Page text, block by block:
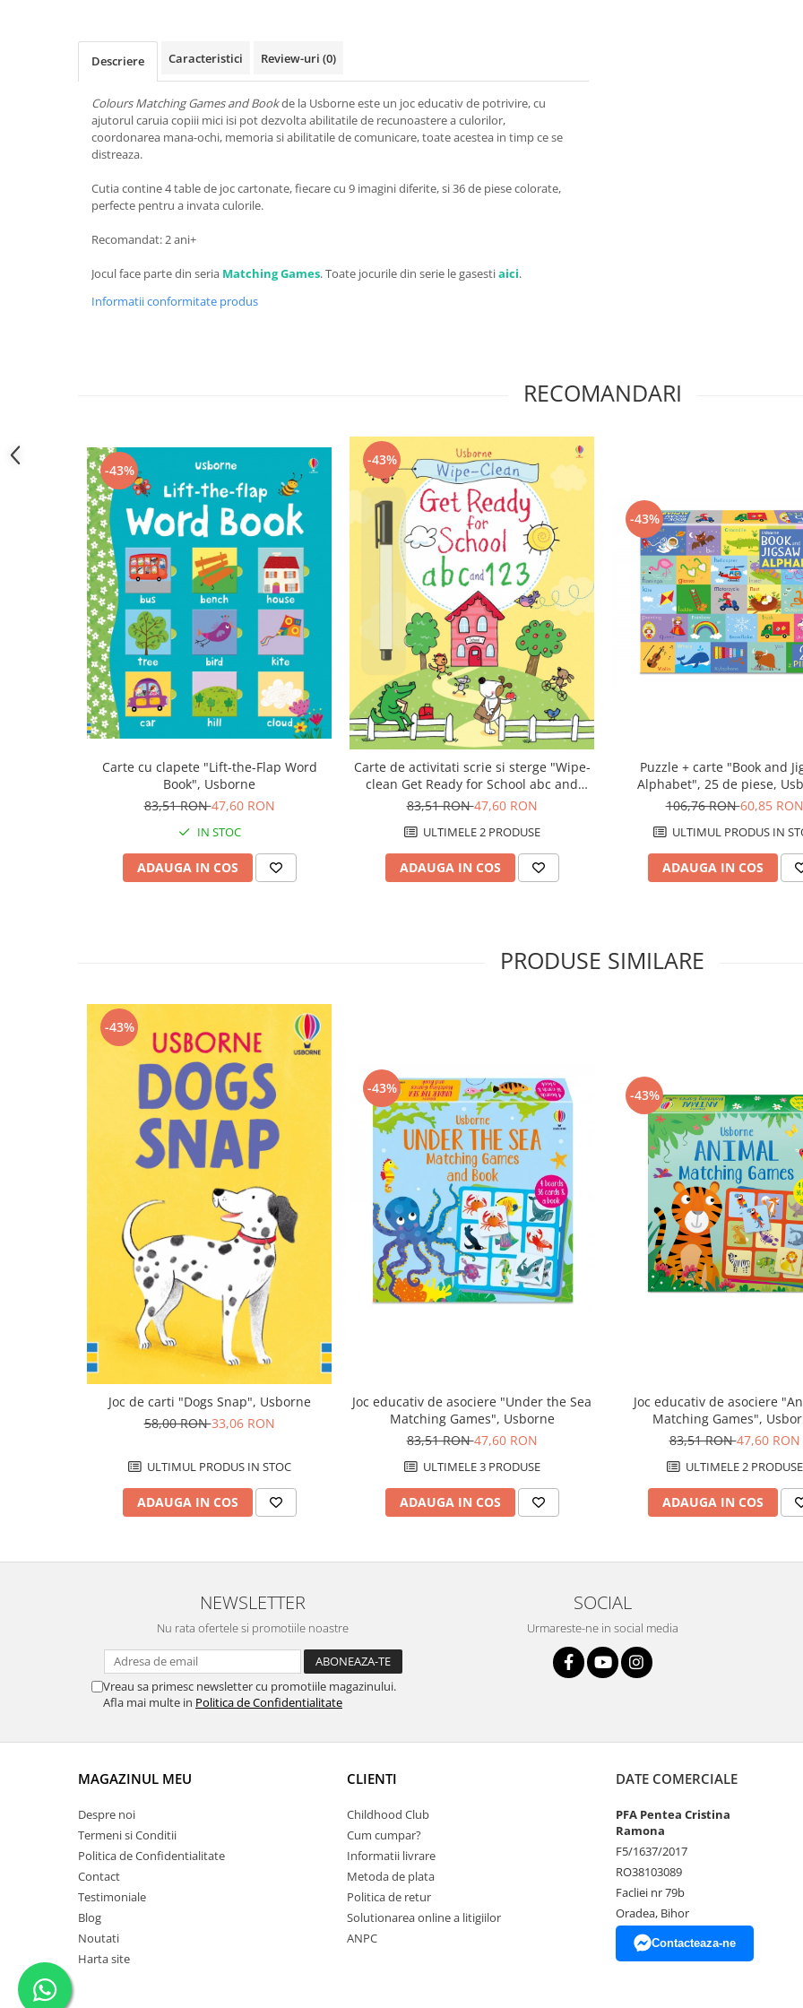
Descriere Caracteristici Review-uri (0)
Colours Matching Games and Bookde la Usborne este un joc educativ de potrivire, cu
ajutorul caruia copiii mici isi pot dezvolta abilitatile de recunoastere a culorilor,
coordonarea mana-ochi, memoria si abilitatile de comunicare, toate acestea in timp ce se
distreaza.
Cutia contine 4 table de joc cartonate, fiecare cu 9 imagini diferite, si 36 de piese colorate,
perfecte pentru a invata culorile.
Recomandat: 2 ani+
Jocul face parte din seria Matching Games. Toate jocurile din serie le gasestiaici.
Informatii conformitate produs
RECOMANDARI
-43%
Carte cu clapete "Lift-the-Flap Word
Book", Usborne
83,51 RON47,60 RON
IN STOC
ADAUGA IN COS
-43%
Carte de activitati scrie si sterge "Wipe-
clean Get Ready for School abc and
123", reutilizabila, Usborne
83,51 RON47,60 RON
ULTIMELE 2 PRODUSE
ADAUGA IN COS
-43%
Puzzle + carte "Book and
Alphabet", 25 de piese,
106,76 RON60,85 RON
ULTIMUL PRODUS IN
ADAUGA IN COS
PRODUSE SIMILARE
-43%
Joc de carti "Dogs Snap", Usborne
58,00 RON33,06 RON
ULTIMUL PRODUS IN STOC
ADAUGA IN COS
-43%
Joc educativ de asociere "Under the Sea
Matching Games", Usborne
83,51 RON47,60 RON
ULTIMELE 3 PRODUSE
ADAUGA IN COS
-43%
Joc educativ de asociere
Matching Games",
83,51 RON47,60 RON
ULTIMELE 2 PRODUSE
ADAUGA IN COS
NEWSLETTER
Nu rata ofertele si promotiile noastre
Vreau sa primesc newsletter cu promotiile magazinului.
Afla mai multe in Politica de Confidentialitate
SOCIAL
Urmareste-ne in social media
MAGAZINUL MEU
Despre noi
Termeni si Conditii
Politica de Confidentialitate
Contact
Testimoniale
Blog
Noutati
Harta site
CLIENTI
Childhood Club
Cum cumpar?
Informatii livrare
Metoda de plata
Politica de retur
Solutionarea online a litigiilor
ANPC
DATE COMERCIALE
PFA Pentea Cristina
Ramona
F5/1637/2017
RO38103089
Facliei nr 79b
Oradea, Bihor
Contacteaza-ne